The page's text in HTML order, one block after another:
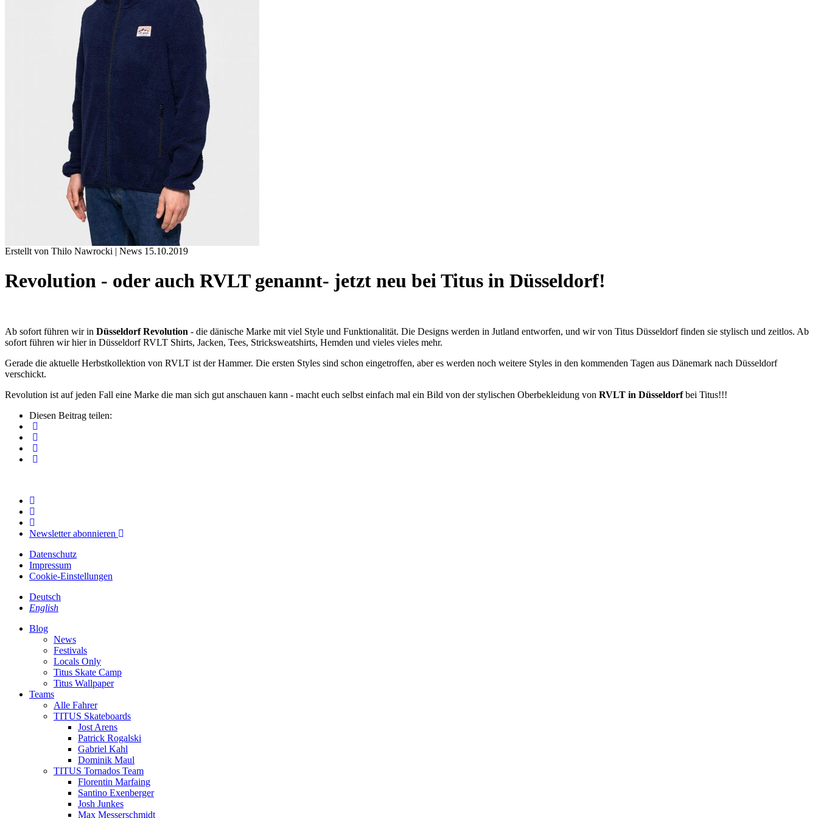
Erstellt von Thilo Nawrocki | News 15.10.2019
Revolution - oder auch RVLT genannt- jetzt neu bei Titus in Düsseldorf!
Ab sofort führen wir in Düsseldorf Revolution - die dänische Marke mit viel Style und Funktionalität. Die Designs werden in Jutland entworfen, und wir von Titus Düsseldorf finden sie stylisch und zeitlos. Ab
sofort führen wir hier in Düsseldorf RVLT Shirts, Jacken, Tees, Stricksweatshirts, Hemden und vieles vieles mehr.
Gerade die aktuelle Herbstkollektion von RVLT ist der Hammer. Die ersten Styles sind schon eingetroffen, aber es werden noch weitere Styles in den kommenden Tagen aus Dänemark nach Düsseldorf
verschickt.
Revolution ist auf jeden Fall eine Marke die man sich gut anschauen kann - macht euch selbst einfach mal ein Bild von der stylischen Oberbekleidung von RVLT in Düsseldorfbei Titus!!!
Diesen Beitrag teilen:
Newsletter abonnieren
Datenschutz
Impressum
Cookie-Einstellungen
Deutsch
English
Blog
News
Festivals
Locals Only
Titus Skate Camp
Titus Wallpaper
Teams
Alle Fahrer
TITUS Skateboards
Jost Arens
Patrick Rogalski
Gabriel Kahl
Dominik Maul
TITUS Tornados Team
Florentin Marfaing
Santino Exenberger
Josh Junkes
Max Messerschmidt